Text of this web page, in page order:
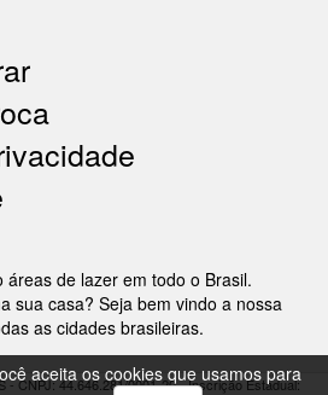
áreas de lazer em todo o Brasil.
sua casa? Seja bem vindo a nossa
as cidades brasileiras.
- CNPJ: 44.646.281/0001-20 - Inscrição Estadual:
aceita os cookies que usamos para